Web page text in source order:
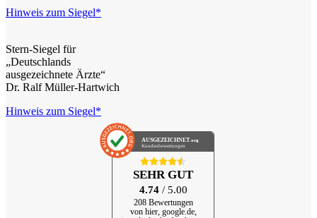
Hinweis zum Siegel*
Stern-Siegel für
„Deutschlands
ausgezeichnete Ärzte“
Dr. Ralf Müller-Hartwich
Hinweis zum Siegel*
AUSGEZEICHNET.org
Kundenbewertungen
SEHR GUT
4.74 / 5.00
208 Bewertungen
von hier, google.de,